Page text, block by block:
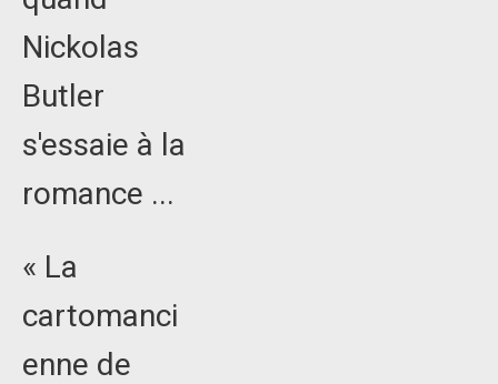
Nickolas
Butler
s'essaie à la
romance ...
« La
cartomanci
enne de